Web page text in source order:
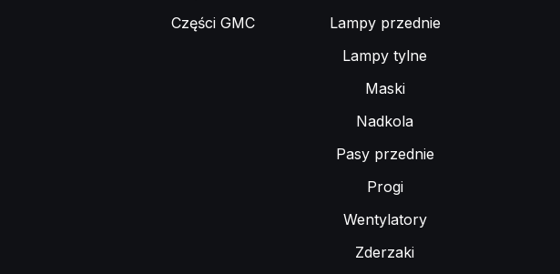
Części GMC
Lampy przednie
Lampy tylne
Maski
Nadkola
Pasy przednie
Progi
Wentylatory
Zderzaki